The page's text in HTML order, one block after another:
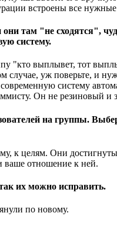
встроены все
там "не сходятся",
систему.
"кто выплывет, тот
случае, уж поверьте,
систему
Он не резиновый и
на группы.
к целям. Они
ваше отношение к ней.
их можно исправить.
по новому.